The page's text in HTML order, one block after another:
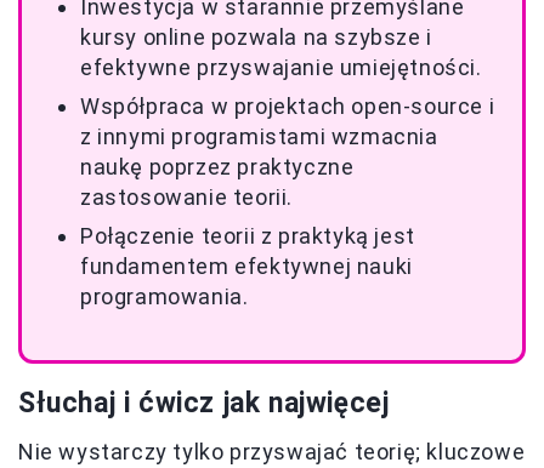
Inwestycja w starannie przemyślane
kursy online pozwala na szybsze i
efektywne przyswajanie umiejętności.
Współpraca w projektach open-source i
z innymi programistami wzmacnia
naukę poprzez praktyczne
zastosowanie teorii.
Połączenie teorii z praktyką jest
fundamentem efektywnej nauki
programowania.
Słuchaj i ćwicz jak najwięcej
Nie wystarczy tylko przyswajać teorię; kluczowe